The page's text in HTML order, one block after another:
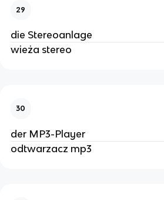
29
die Stereoanlage
wieża stereo
30
der MP3-Player
odtwarzacz mp3